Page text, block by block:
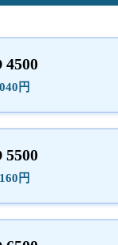
4500
円
5500
円